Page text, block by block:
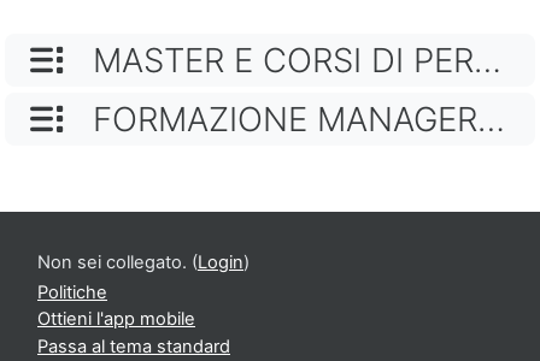
NOME CATEGORIA
MASTER E CORSI DI PERFEZIONAMENTO
NOME CATEGORIA
FORMAZIONE MANAGERIALE E PROFESSIONALE
Non sei collegato. (Login)
Politiche
Ottieni l'app mobile
Passa al tema standard